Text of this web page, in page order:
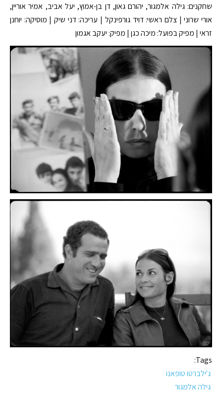
שחקנים: גילה אלמגור, יהורם גאון, דן בן-אמוץ, יעל אביב, אמיר אוריין,
אורי שרוני | צלם ראשי: דויד גורפינקל | עריכה: דני שיק | מוסיקה: יוחנן
זראי | מפיק בפועל: מיכה כגן | מפיק: יעקב אגמון
Tags:
ג'ילברטו טופאנו
גילה אלמגור